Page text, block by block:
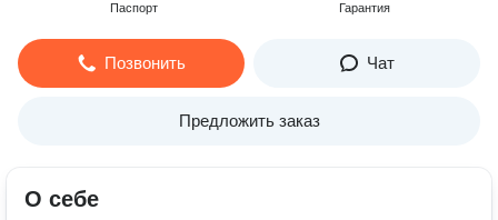
Паспорт Гарантия
Позвонить Чат
Предложить заказ
О себе